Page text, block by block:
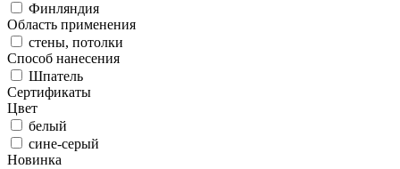
Финляндия
Область применения
стены, потолки
Способ нанесения
Шпатель
Сертификаты
Цвет
белый
сине-серый
Новинка